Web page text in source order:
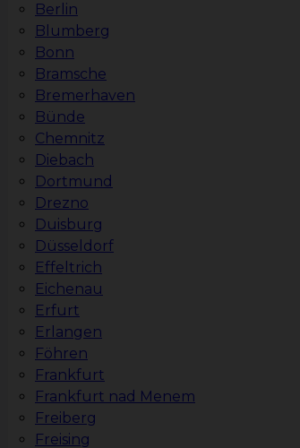
Berlin
Blumberg
Bonn
Bramsche
Bremerhaven
Bünde
Chemnitz
Diebach
Dortmund
Drezno
Duisburg
Düsseldorf
Effeltrich
Eichenau
Erfurt
Erlangen
Föhren
Frankfurt
Frankfurt nad Menem
Freiberg
Freising